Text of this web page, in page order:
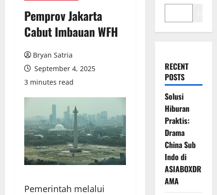
Pemprov Jakarta
Cabut Imbauan WFH
Bryan Satria
September 4, 2025
3 minutes read
Pemerintah melalui
RECENT
POSTS
Solusi
Hiburan
Praktis:
Drama
China Sub
Indo di
ASIABOXDR
AMA